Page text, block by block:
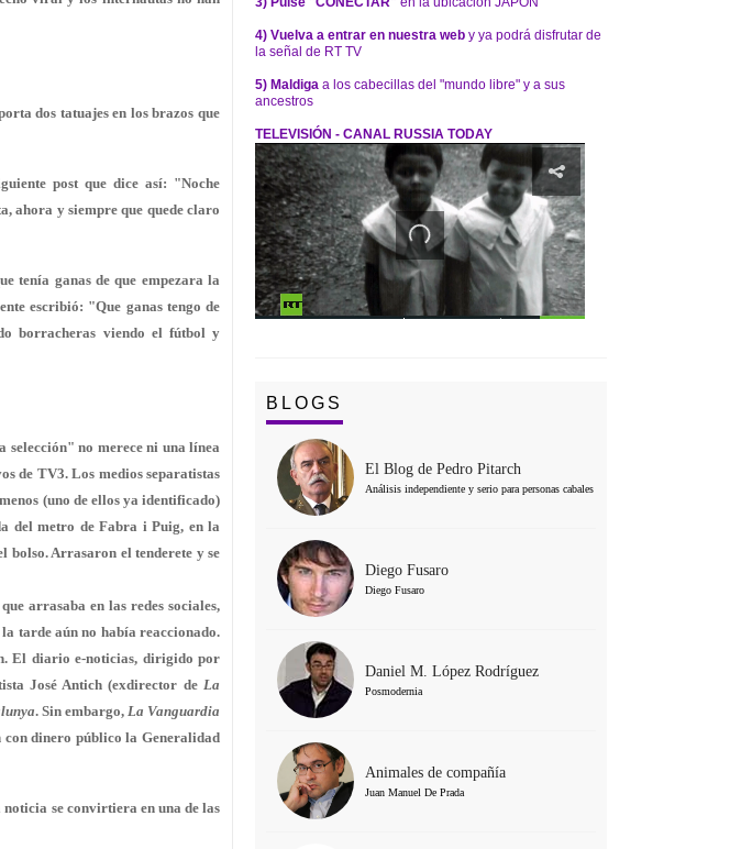
dos tatuajes en los brazos que
post que dice así: "Noche
ahora y siempre que quede claro
tenía ganas de que empezara la
escribió: "Que ganas tengo de
borracheras viendo el fútbol y
selección" no merece ni una línea
de TV3.Los medios separatistas
(uno de ellos ya identificado)
del metro de Fabra i Puig, en la
bolso. Arrasaron el tenderete y se
arrasaba en las redes sociales,
la tarde aún no había reaccionado.
El diario e-noticias, dirigido por
José Antich (exdirector de La
. Sin embargo,La Vanguardia
con dinero público la Generalidad
se convirtiera en una de las
4) Vuelva a entrar en nuestra web y ya podrá disfrutar de
la señal de RT TV
5) Maldiga a los cabecillas del "mundo libre" y a sus
ancestros
TELEVISIÓN - CANAL RUSSIA TODAY
BLOGS
El Blog de Pedro Pitarch
Análisis independiente y serio para personas cabales
Diego Fusaro
Diego Fusaro
Daniel M. López Rodríguez
Posmodernia
Animales de compañía
Juan Manuel De Prada